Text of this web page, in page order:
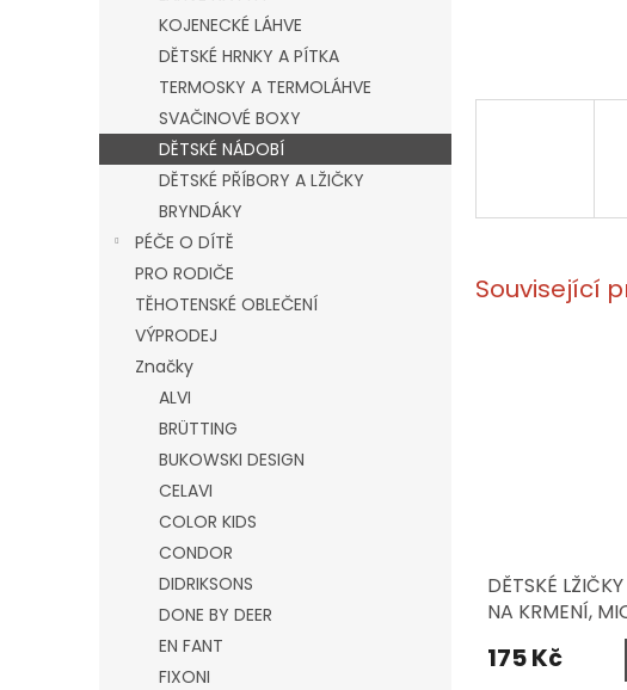
KOJENECKÉ LÁHVE
DĚTSKÉ HRNKY A PÍTKA
TERMOSKY A TERMOLÁHVE
SVAČINOVÉ BOXY
DĚTSKÉ NÁDOBÍ
DĚTSKÉ PŘÍBORY A LŽIČKY
BRYNDÁKY
PÉČE O DÍTĚ
PRO RODIČE
TĚHOTENSKÉ OBLEČENÍ
VÝPRODEJ
Značky
ALVI
BRÜTTING
BUKOWSKI DESIGN
CELAVI
COLOR KIDS
CONDOR
DIDRIKSONS
DONE BY DEER
EN FANT
FIXONI
Související
DĚTSKÉ
NA KRMENÍ,
SET, LITTLE
FARMA
175 Kč